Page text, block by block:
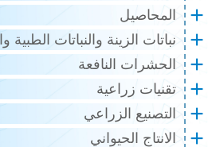
المحاصيل
نباتات الزينة والنباتات الطبية
الحشرات النافعة
تقنيات زراعية
التصنيع الزراعي
الانتاج الحيواني